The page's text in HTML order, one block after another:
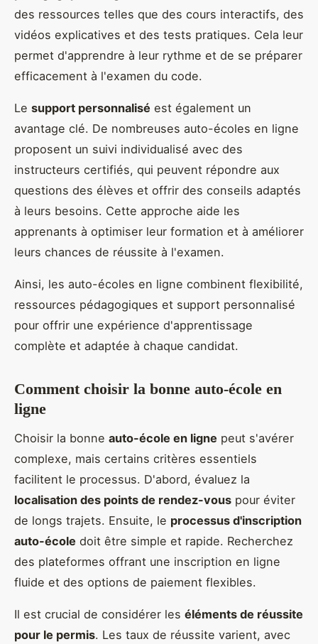
des ressources telles que des cours interactifs, des
vidéos explicatives et des tests pratiques. Cela leur
permet d'apprendre à leur rythme et de se préparer
efficacement à l'examen du code.
Le support personnalisé est également un
avantage clé. De nombreuses auto-écoles en ligne
proposent un suivi individualisé avec des
instructeurs certifiés, qui peuvent répondre aux
questions des élèves et offrir des conseils adaptés
à leurs besoins. Cette approche aide les
apprenants à optimiser leur formation et à améliorer
leurs chances de réussite à l'examen.
Ainsi, les auto-écoles en ligne combinent flexibilité,
ressources pédagogiques et support personnalisé
pour offrir une expérience d'apprentissage
complète et adaptée à chaque candidat.
Comment choisir la bonne auto-école en
ligne
Choisir la bonne auto-école en ligne peut s'avérer
complexe, mais certains critères essentiels
facilitent le processus. D'abord, évaluez la
localisation des points de rendez-vous pour éviter
de longs trajets. Ensuite, le processus d'inscription
auto-école doit être simple et rapide. Recherchez
des plateformes offrant une inscription en ligne
fluide et des options de paiement flexibles.
Il est crucial de considérer les éléments de réussite
pour le permis. Les taux de réussite varient, avec